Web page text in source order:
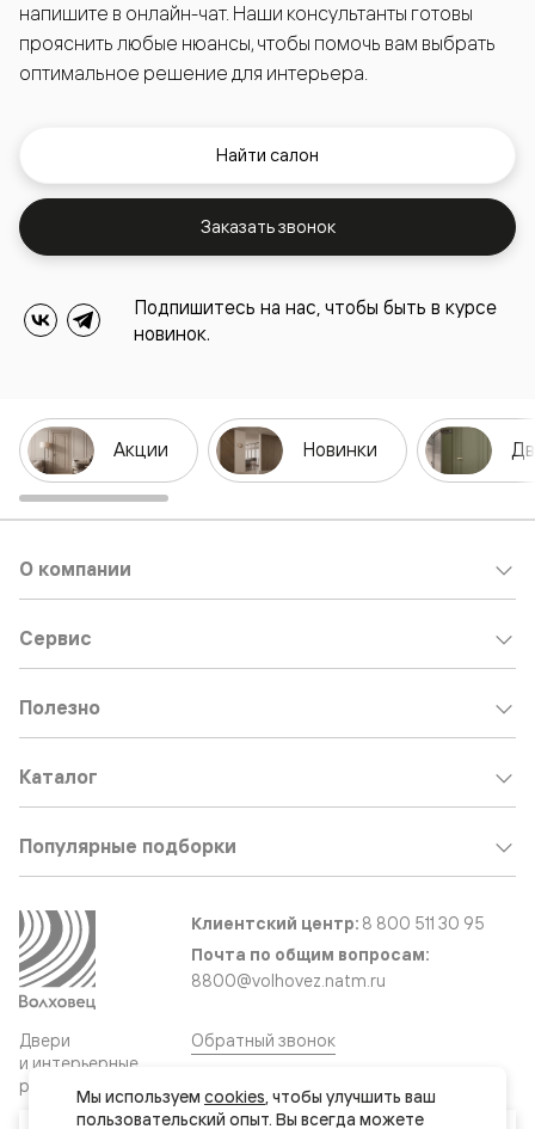
напишите в онлайн-чат. Наши консультанты готовы
прояснить любые нюансы, чтобы помочь вам выбрать
оптимальное решение для интерьера.
Найти салон
Заказать звонок
Подпишитесь на нас, чтобы быть в курсе
новинок.
Акции Новинки
Двери
и интерьерные
решения
О компании
Сервис
Полезно
Каталог
Популярные подборки
Клиентский центр: 8 800 511 30 95
Почта по общим вопросам:
8800@volhovez.natm.ru
Обратный звонок
Мы используем cookies, чтобы улучшить ваш
пользовательский опыт. Вы всегда можете